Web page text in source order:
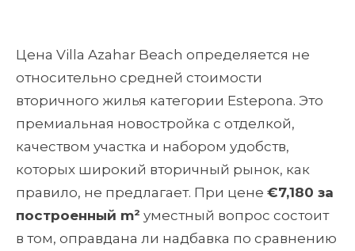
Цена Villa Azahar Beach определяется не
относительно средней стоимости
вторичного жилья категории Estepona. Это
премиальная новостройка с отделкой,
качеством участка и набором удобств,
которых широкий вторичный рынок, как
правило, не предлагает. При цене €7,180 за
построенный m² уместный вопрос состоит
в том, оправдана ли надбавка по сравнению